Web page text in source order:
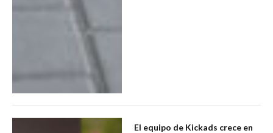
El equipo de Kickads crece en